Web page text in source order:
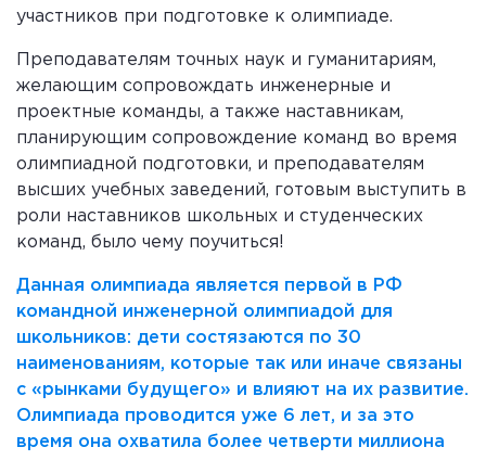
участников при подготовке к олимпиаде.
Преподавателям точных наук и гуманитариям,
желающим сопровождать инженерные и
проектные команды, а также наставникам,
планирующим сопровождение команд во время
олимпиадной подготовки, и преподавателям
высших учебных заведений, готовым выступить в
роли наставников школьных и студенческих
команд, было чему поучиться!
Данная олимпиада является первой в РФ
командной инженерной олимпиадой для
школьников: дети состязаются по 30
наименованиям, которые так или иначе связаны
с «рынками будущего» и влияют на их развитие.
Олимпиада проводится уже 6 лет, и за это
время она охватила более четверти миллиона